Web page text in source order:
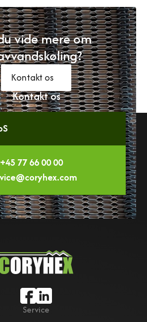
vide mere om
Kontakt os
Kontakt os
+45 77 66 00 00
Service